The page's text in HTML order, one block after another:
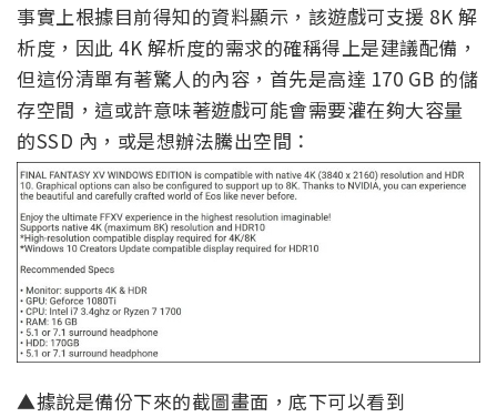
事實上根據目前得知的資料顯示，該遊戲可支援 8K 解
析度，因此 4K 解析度的需求的確稱得上是建議配備，
但這份清單有著驚人的內容，首先是高達 170 GB 的儲
存空間，這或許意味著遊戲可能會需要灌在夠大容量
的SSD 內，或是想辦法騰出空間：
▲據說是備份下來的截圖畫面，底下可以看到